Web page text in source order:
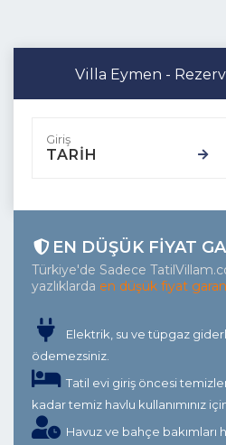
Villa Eymen -
TARİH
EN DÜŞÜK FIYAT
Türkiye'de Sadece
yazlıklarda en düşük fiyat
Elektrik, su ve tüpgaz
ödemezsiniz.
Tatil evi giriş öncesi
kadar temiz havlu kullanımınız
Havuz ve bahçe